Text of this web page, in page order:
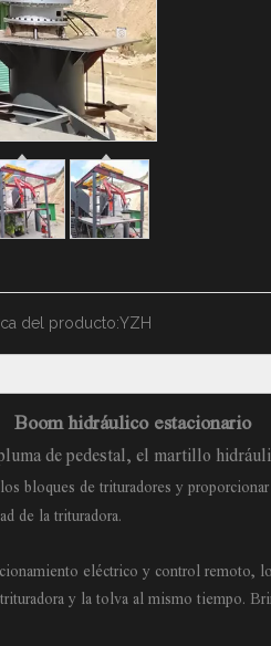
del producto:YZH
Boom hidráulico estacionario
de pedestal, el martillo
bloques de trituradores y
de la trituradora.
eléctrico y control remoto,
y la tolva al mismo tiempo.